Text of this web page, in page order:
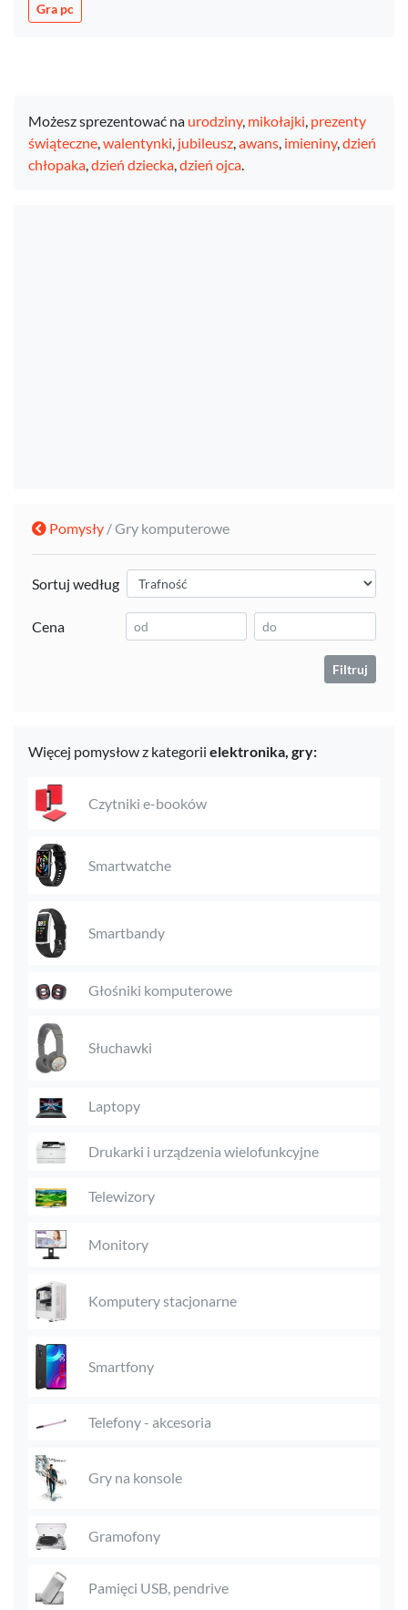
Gra pc
Możesz sprezentować na urodziny, mikołajki, prezenty
świąteczne,walentynki, jubileusz,awans, imieniny,dzień
chłopaka,dzień dziecka,dzień ojca.
Pomysły / Gry komputerowe
Sortuj według
Cena
Filtruj
Więcej pomysłow z kategorii elektronika, gry:
Czytniki e-booków
Smartwatche
Smartbandy
Głośniki komputerowe
Słuchawki
Laptopy
Drukarki i urządzenia wielofunkcyjne
Telewizory
Monitory
Komputery stacjonarne
Smartfony
Telefony - akcesoria
Gry na konsole
Gramofony
Pamięci USB, pendrive